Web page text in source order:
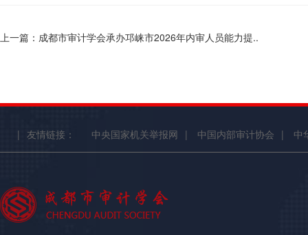
上一篇：成都市审计学会承办邛崃市2026年内审人员能力提..
| 友情链接： 中央国家机关举报网 | 中国内部审计协会 | 中